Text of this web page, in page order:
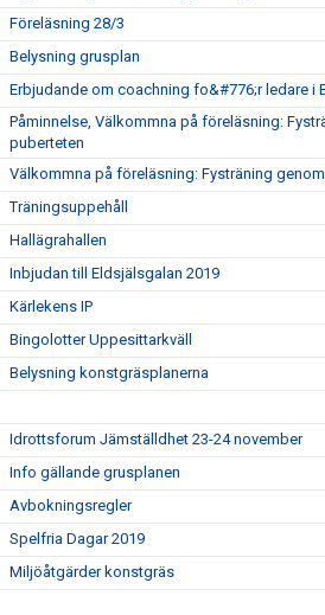
Föreläsning 28/3
Belysning grusplan
Erbjudande om coachning fo&#776;r ledare i
Påminnelse, Välkommna på föreläsning:
puberteten
Välkommna på föreläsning: Fysträning
Träningsuppehåll
Hallägrahallen
Inbjudan till Eldsjälsgalan 2019
Kärlekens IP
Bingolotter Uppesittarkväll
Belysning konstgräsplanerna
Idrottsforum Jämställdhet 23-24 november
Info gällande grusplanen
Avbokningsregler
Spelfria Dagar 2019
Miljöåtgärder konstgräs